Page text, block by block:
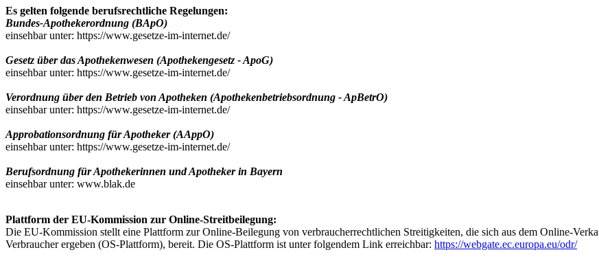
Es gelten folgende berufsrechtliche Regelungen:
Bundes-Apothekerordnung (BApO)
einsehbar unter: https://www.gesetze-im-internet.de/
Gesetz über das Apothekenwesen (Apothekengesetz - ApoG)
einsehbar unter: https://www.gesetze-im-internet.de/
Verordnung über den Betrieb von Apotheken (Apothekenbetriebsordnung - ApBetrO)
einsehbar unter: https://www.gesetze-im-internet.de/
Approbationsordnung für Apotheker (AAppO)
einsehbar unter: https://www.gesetze-im-internet.de/
Berufsordnung für Apothekerinnen und Apotheker in Bayern
einsehbar unter: www.blak.de
Plattform der EU-Kommission zur Online-Streitbeilegung:
Die EU-Kommission stellt eine Plattform zur Online-Beilegung von verbraucherrechtlichen Streitigkeiten, die sich aus dem Online-
Verbraucher ergeben (OS-Plattform), bereit. Die OS-Plattform ist unter folgendem Link erreichbar: https://webgate.ec.europa.eu/odr/